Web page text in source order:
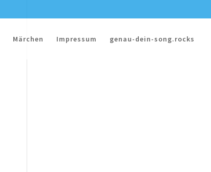
Märchen Impressum genau-dein-song.rocks